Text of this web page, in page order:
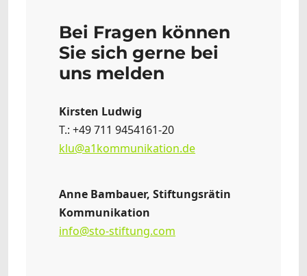
Bei Fragen können
Sie sich gerne bei
uns melden
Kirsten Ludwig
T.: +49 711 9454161-20
klu@a1kommunikation.de
Anne Bambauer, Stiftungsrätin
Kommunikation
info@sto-stiftung.com